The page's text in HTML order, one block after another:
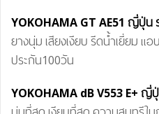
YOKOHAMA GT AE51 ญี่ปุ่น
ยางนุ่ม เสียงเงียบ รีดน้ำเยี่ยม แ
ประกัน100วัน
YOKOHAMA dB V553 E+ ญี่